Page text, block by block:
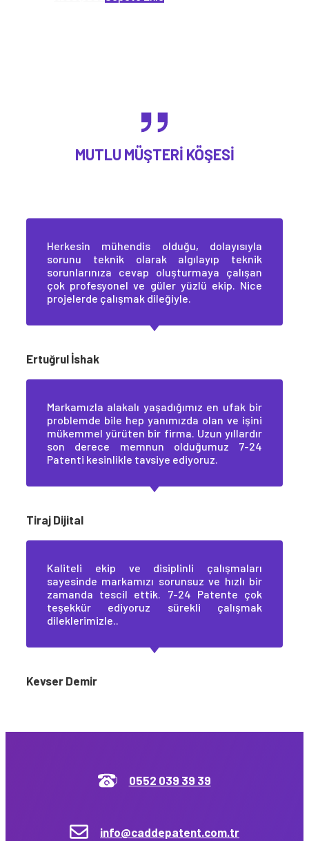
MUTLU MÜŞTERI KÖŞESI
Herkesin mühendis olduğu, dolayısıyla
sorunu teknik olarak algılayıp teknik
sorunlarınıza cevap oluşturmaya çalışan
çok profesyonel ve güler yüzlü ekip. Nice
projelerde çalışmak dileğiyle.
Ertuğrul İshak
Markamızla alakalı yaşadığımız en ufak bir
problemde bile hep yanımızda olan ve işini
mükemmel yürüten bir firma. Uzun yıllardır
son derece memnun olduğumuz 7-24
Patenti kesinlikle tavsiye ediyoruz.
Tiraj Dijital
Kaliteli ekip ve disiplinli çalışmaları
sayesinde markamızı sorunsuz ve hızlı bir
zamanda tescil ettik. 7-24 Patente çok
teşekkür ediyoruz sürekli çalışmak
dileklerimizle..
Kevser Demir
0552 039 39 39
info@caddepatent.com.tr